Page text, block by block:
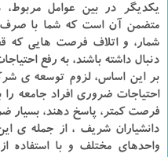
يكديگر در بين عوامل
متضمن آن است كه شما با صرف
شمار، و اتلاف فرصت هايي كه
دنبال داشته باشند، به رفع
بر اين اساس، لزوم توسعه ي
احتياجات ضروري افراد جامعه
فرصت كمتر، پاسخ دهند، بسيار
دانشیاران شریف ، از جمله ي
واحدهای مختلف و با استفاده